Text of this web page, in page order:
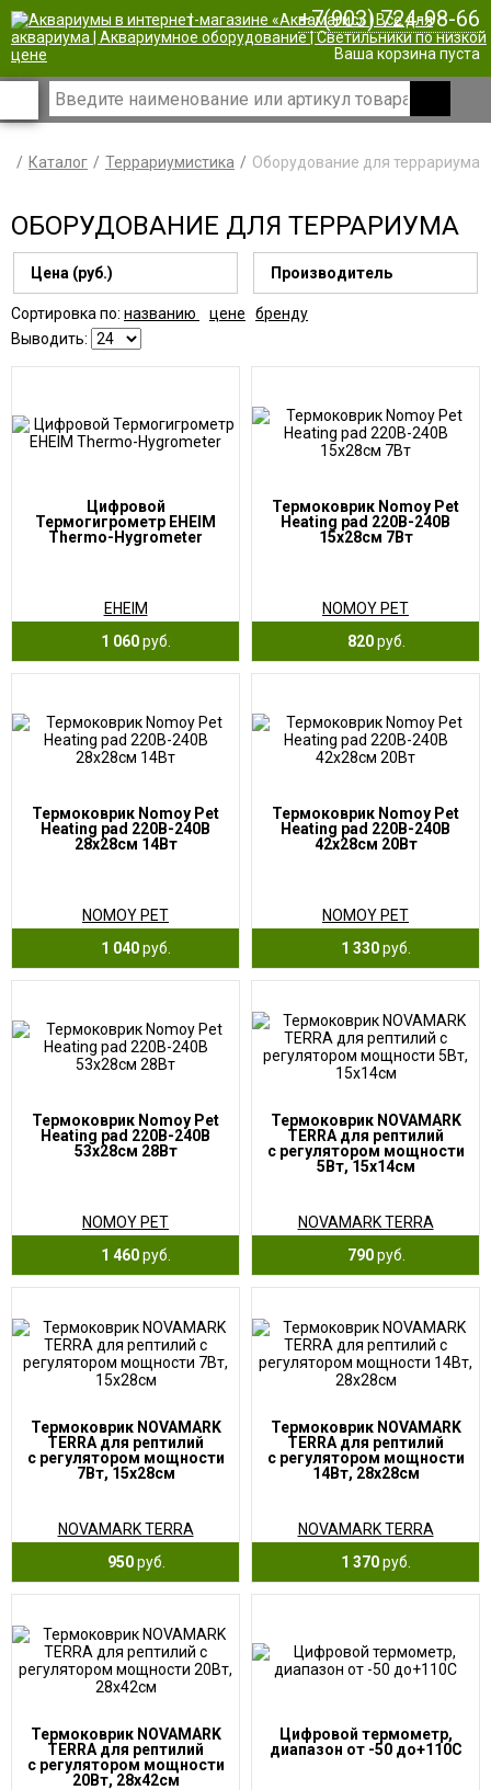
| +7(903) 724-98-66
Ваша корзина пуста
Каталог Террариумистика Оборудование для террариума
ОБОРУДОВАНИЕ ДЛЯ ТЕРРАРИУМА
Цена (руб.) Производитель
Сортировка по: названию цене
бренду
Выводить:
Цифровой
Термогигрометр EHEIM
Thermo-Hygrometer
EHEIM
1 060руб.
Термоковрик Nomoy Pet
Heating pad 220В-240В
15x28см 7Вт
NOMOY PET
820руб.
Термоковрик Nomoy Pet
Heating pad 220В-240В
28x28см 14Вт
NOMOY PET
1 040руб.
Термоковрик Nomoy Pet
Heating pad 220В-240В
42x28см 20Вт
NOMOY PET
1 330руб.
Термоковрик Nomoy Pet
Heating pad 220В-240В
53х28см 28Вт
NOMOY PET
1 460руб.
Термоковрик NOVAMARK
TERRA для рептилий
с регулятором мощности
5Вт, 15х14см
NOVAMARK TERRA
790руб.
Термоковрик NOVAMARK
TERRA для рептилий
с регулятором мощности
7Вт, 15х28см
NOVAMARK TERRA
950руб.
Термоковрик NOVAMARK
TERRA для рептилий
с регулятором мощности
14Вт, 28х28см
NOVAMARK TERRA
1 370руб.
Термоковрик NOVAMARK
TERRA для рептилий
с регулятором мощности
20Вт, 28х42см
Цифровой термометр,
диапазон от -50 до+110С